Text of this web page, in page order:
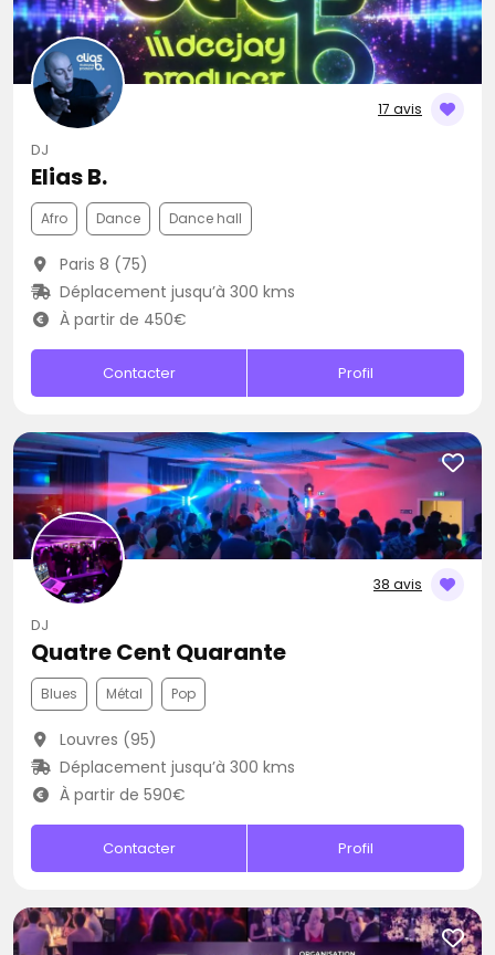
17 avis
DJ
Elias B.
Afro Dance Dance hall
Paris 8 (75)
Déplacement jusqu’à 300 kms
À partir de 450€
Contacter Profil
38 avis
DJ
Quatre Cent Quarante
Blues Métal Pop
Louvres (95)
Déplacement jusqu’à 300 kms
À partir de 590€
Contacter Profil